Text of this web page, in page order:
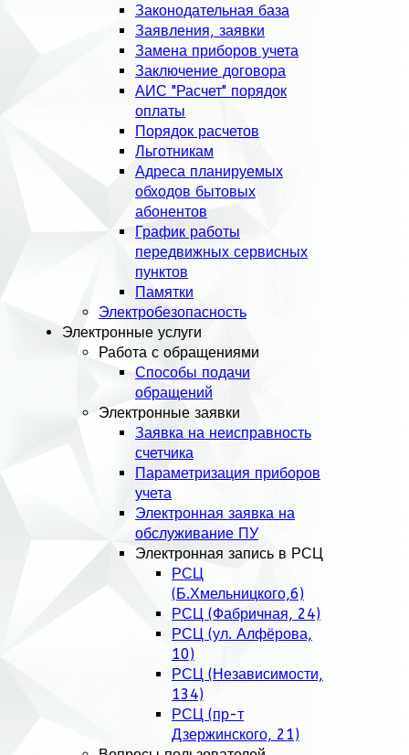
Законодательная база
Заявления, заявки
Замена приборов учета
Заключение договора
АИС "Расчет" порядок
оплаты
Порядок расчетов
Льготникам
Адреса планируемых
обходов бытовых
абонентов
График работы
передвижных сервисных
пунктов
Памятки
Электробезопасность
Электронные услуги
Работа с обращениями
Способы подачи
обращений
Электронные заявки
Заявка на неисправность
счетчика
Параметризация приборов
учета
Электронная заявка на
обслуживание ПУ
Электронная запись в РСЦ
РСЦ
(Б.Хмельницкого,6)
РСЦ (Фабричная, 24)
РСЦ (ул. Алфёрова,
10)
РСЦ (Независимости,
134)
РСЦ (пр-т
Дзержинского, 21)